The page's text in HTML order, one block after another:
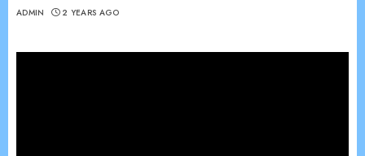
ADMIN 2 YEARS AGO